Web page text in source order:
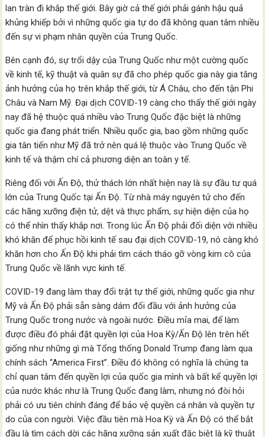
lan tràn đi khắp thế giới. Bây giờ cả thế giới phải gánh hậu quả
khủng khiếp bởi vì những quốc gia tự do đã không quan tâm nhiều
đến sự vi phạm nhân quyền của Trung Quốc.
Bên cạnh đó, sự trổi dậy của Trung Quốc như một cường quốc
về kinh tế, kỹ thuật và quân sự đã cho phép quốc gia này gia tăng
ảnh hưởng của họ trên khắp thế giới, từ Á Châu, cho đến tận Phi
Châu và Nam Mỹ. Đại dịch COVID-19 càng cho thấy thế giới ngày
nay đã hệ thuộc quá nhiều vào Trung Quốc đặc biệt là những
quốc gia đang phát triển. Nhiều quốc gia, bao gồm những quốc
gia tân tiến như Mỹ đã trở nên quá lệ thuộc vào Trung Quốc về
kinh tế và thậm chí cả phương diện an toàn y tế.
Riêng đối với Ấn Độ, thử thách lớn nhất hiện nay là sự đầu tư quá
lớn của Trung Quốc tại Ấn Độ. Từ nhà máy nguyên tử cho đến
các hãng xưỡng điện tử, dệt và thực phẩm, sự hiện diện của họ
có thể nhìn thấy khắp nơi. Trong lúc Ấn Độ phải đối diện với nhiều
khó khăn để phục hồi kinh tế sau đại dịch COVID-19, nó càng khó
khăn hơn cho Ấn Độ khi phải tìm cách tháo gỡ vòng kim cô của
Trung Quốc về lãnh vực kinh tế.
COVID-19 đang làm thay đổi trật tự thế giới, những quốc gia như
Mỹ và Ấn Độ phải sẵn sàng dám đối đầu với ảnh hưởng của
Trung Quốc trong nước và ngoài nước. Điều mỉa mai, để làm
được điều đó phải đặt quyền lợi của Hoa Kỳ/Ấn Độ lên trên hết
giống như những gì mà Tổng thống Donald Trump đang làm qua
chính sách “America First”. Điều đó không có nghĩa là chúng ta
chỉ quan tâm đến quyền lợi của quốc gia mình và bất kể quyền lợi
của nước khác như là Trung Quốc đang làm, nhưng nó đòi hỏi
phải có ưu tiên chính đáng để bảo vệ quyền cá nhân và quyền tự
do của con người. Việc đầu tiên mà Hoa Kỳ và Ấn Độ có thể bắt
đầu là tìm cách dời các hãng xưỡng sản xuất đặc biệt là kỹ thuật